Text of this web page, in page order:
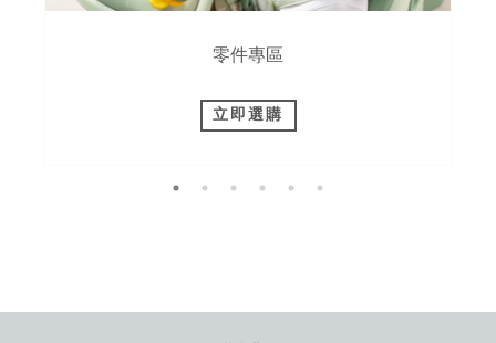
零件專區
立即選購